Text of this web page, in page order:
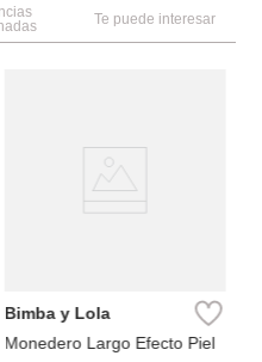
Te puede interesar
Bimba y Lola
Monedero Largo Efecto Piel